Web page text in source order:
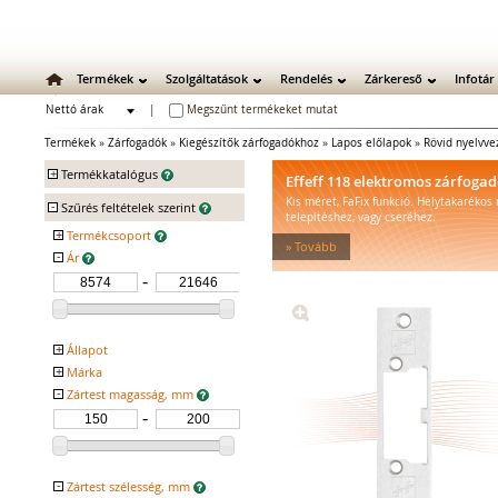
Termékek Szolgáltatások Rendelés Zárkereső Infotár
Nettó árak
Megszűnt termékeket mutat
Termékek » Zárfogadók » Kiegészítők zárfogadókhoz » Lapos előlapok » Rövid
+ Termékkatalógus
Mechanikus zárak
Mechanikus bevéső zárak
Zárbetétek
Lakatok
Kiegészítő zárak
Zárpajzsok
Mechanikus kiegészítők
Elektromos zárak
Elektromos bevéső zárak
Zárfogadók
Standard zárfogadók
Füstgátló zárfogadók
- Szűrés feltételek szerint
+ Termékcsoport
eff-eff 030 kF
eff-eff 262 kF
- Ár
+ Állapot
Kifutó
+ Márka
EFFEFF
- Zártest magasság, mm
- Zártest szélesség, mm
Effeff 118 elektromos
Kis méret, FaFix funkció. Helytakarékos
telepítéshez, vagy cseréhez.
» Tovább